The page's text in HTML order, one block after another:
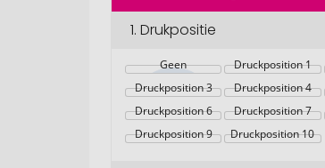
1.Drukpositie
Geen Druckposition 1
Druckposition 3
Druckposition 4
Druckposition 6
Druckposition 7
Druckposition 9
Druckposition 10